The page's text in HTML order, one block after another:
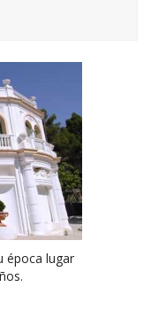
época lugar